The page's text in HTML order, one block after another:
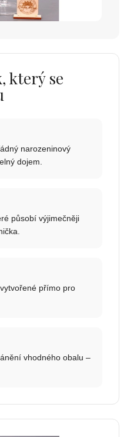
který se
narozeninový
dojem.
působí výjimečněji
přímo pro
vhodného obalu –